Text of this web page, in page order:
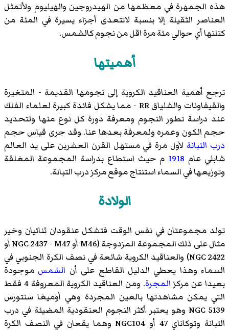
هذه الجمهرة في معظمها من الهيدروجين والهيليوم ولأتمثل
العناصر الثقيلة إلا بنسبة لاتتعدى أجزاء يسيرة في المئة من
كتلتها أي حوالي مئة مرة اقل من نجوم كالشمس.
أهميتها
ترجع أهمية العناقيد الكروية إلى نجومها القديمة - المتغيرة
والقيفاونات والشلياق RR - مما يشكل فائدة كبيرة لعلماء الفلك
عند دراسة تطور النجوم ومعرفة دورة كل نوع منها ولتحديد
حجم الكون وعمره ولمعرفة بعدها عنا. وقد جرى قياس حجم
درب التبانة لأول مرة في مستهل القرن العشرين على يد العالم
شابلي عام 1918 م حيث استطاع بدراسة المجموعة المغلقة
وتوزيعها في السماء استنتاج موقع مركز درب التبانة.
الولادة
تولد مجموعتان في نفس الوقت فتشكل عنقودان ثنائيان وخير
مثال على ذلك المجموعة المزدوجة (M46 أو NGC 2437 - M47 أو
NGC 2422) والعناقيد الكروية شائعة في نصف الكرة الجنوبي في
السماء وهذا يعطي الدليل القاطع على أن الشمس موجودة
بعيدا عن مركز المجرة
. ومن العناقيد الكروية المعروفة 4 فقط
التي يمكن مشاهدتها بالعين المجردة وهي أوميغا سنتورس
NGC 5139 وهو يعتبر أكثر النجوم العنقودية المضيئة في درب
التبانة وتوكاناي 47 أو NGC104 وهما يقعان في النصف الكرة